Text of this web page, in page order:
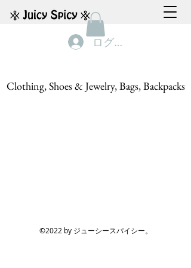
ログイン
Clothing, Shoes & Jewelry, Bags, Backpacks
©2022 by ジューシースパイシー。